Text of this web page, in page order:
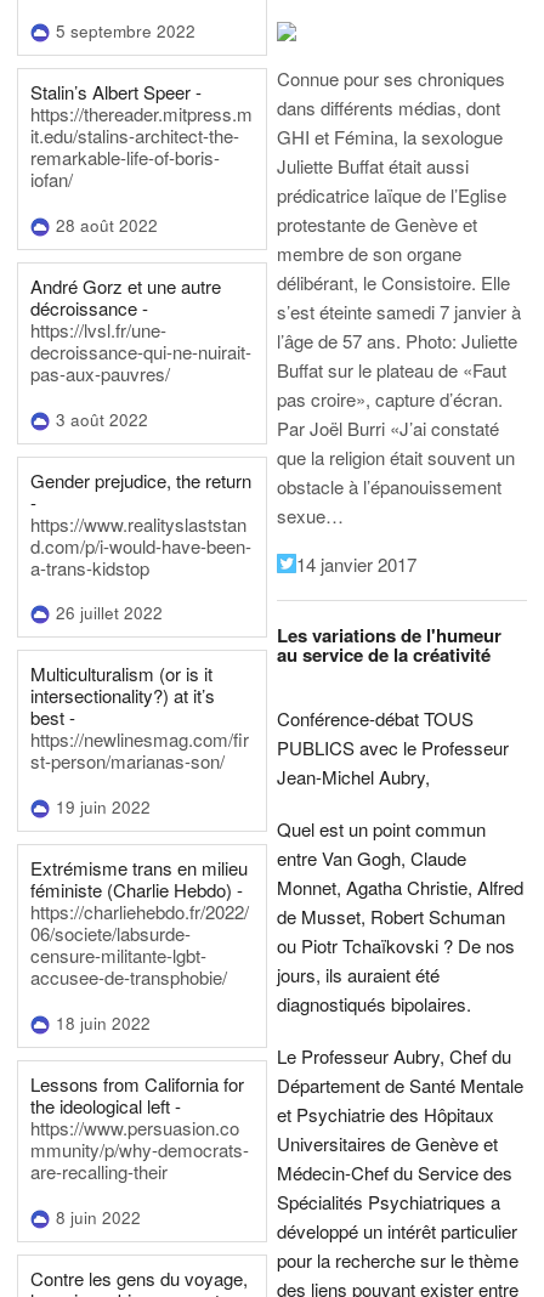
5 septembre 2022
Stalin’s Albert Speer -
https://thereader.mitpress.m
it.edu/stalins-architect-the-
remarkable-life-of-boris-
iofan/
28 août 2022
André Gorz et une autre
décroissance -
https://lvsl.fr/une-
decroissance-qui-ne-nuirait-
pas-aux-pauvres/
3 août 2022
Gender prejudice, the return
-
https://www.realityslaststan
d.com/p/i-would-have-been-
a-trans-kidstop
26 juillet 2022
Multiculturalism (or is it
intersectionality?) at it’s
best -
https://newlinesmag.com/fir
st-person/marianas-son/
19 juin 2022
Extrémisme trans en milieu
féministe (Charlie Hebdo) -
https://charliehebdo.fr/2022/
06/societe/labsurde-
censure-militante-lgbt-
accusee-de-transphobie/
18 juin 2022
Lessons from California for
the ideological left -
https://www.persuasion.co
mmunity/p/why-democrats-
are-recalling-their
8 juin 2022
Contre les gens du voyage,
Connue pour ses chroniques
dans différents médias, dont
GHI et Fémina, la sexologue
Juliette Buffat était aussi
prédicatrice laïque de l’Eglise
protestante de Genève et
membre de son organe
délibérant, le Consistoire. Elle
s’est éteinte samedi 7 janvier à
l’âge de 57 ans. Photo: Juliette
Buffat sur le plateau de «Faut
pas croire», capture d’écran.
Par Joël Burri «J’ai constaté
que la religion était souvent un
obstacle à l’épanouissement
sexue…
14 janvier 2017
Les variations de l'humeur
au service de la créativité
Conférence-débat TOUS
PUBLICS avec le Professeur
Jean-Michel Aubry,
Quel est un point commun
entre Van Gogh, Claude
Monnet, Agatha Christie, Alfred
de Musset, Robert Schuman
ou Piotr Tchaïkovski ? De nos
jours, ils auraient été
diagnostiqués bipolaires.
Le Professeur Aubry, Chef du
Département de Santé Mentale
et Psychiatrie des Hôpitaux
Universitaires de Genève et
Médecin-Chef du Service des
Spécialités Psychiatriques a
développé un intérêt particulier
pour la recherche sur le thème
des liens pouvant exister entre